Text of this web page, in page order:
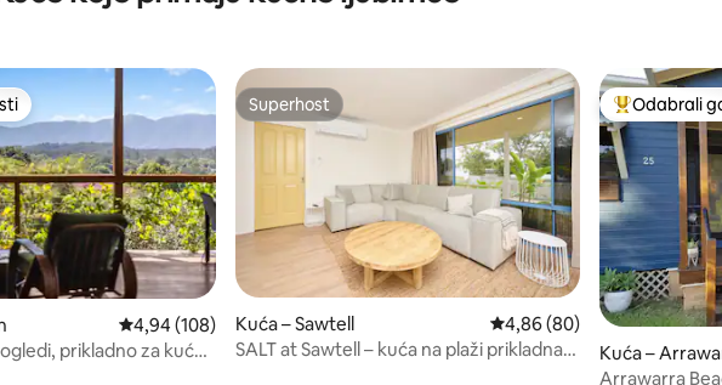
320
s oznakom „Odabrali gosti”
Prosječna ocjena: 4,94/5, recenzija: 108
4,94 (108)
prikladno za kućne
Superhost
Superhost
Kuća – Sawtell Prosječna ocjena: 4,86/5,
4,86 (80)
SALT at Sawtell – kuća na plaži prikladna
Među
Odabrali
Kuća –
Arrawarra